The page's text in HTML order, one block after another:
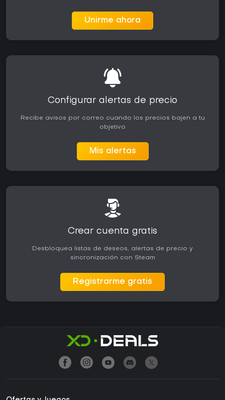
Unirme ahora
Configurar alertas de precio
Recibe avisos por correo cuando los precios bajen a tu
objetivo
Mis alertas
Crear cuenta gratis
Desbloquea listas de deseos, alertas de precio y
sincronización con Steam
Registrarme gratis